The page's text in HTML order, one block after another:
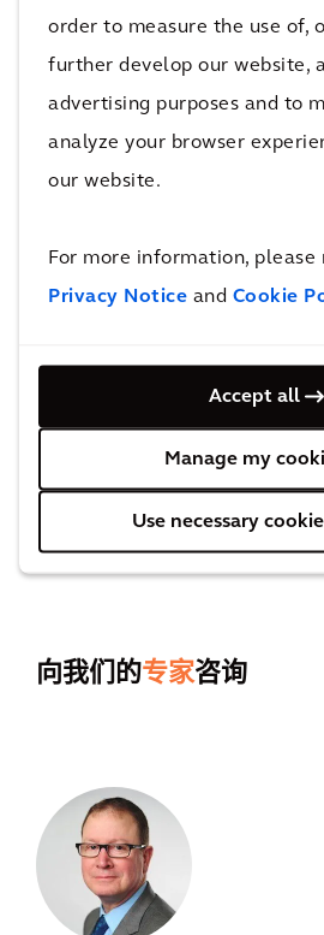
order to measure the use of,
further develop our website,
advertising purposes and to
analyze your browser
our website.
For more information, please
Privacy Notice and Cookie
Accept all
Manage my
Use necessary
推进供水公司创新
向我们的专家咨询